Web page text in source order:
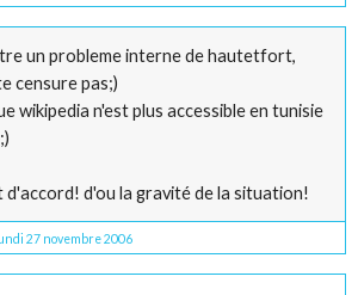
un probleme interne de hautetfort,
censure pas;)
wikipedia n'est plus accessible en tunisie
d'accord! d'ou la gravité de la situation!
27 novembre 2006